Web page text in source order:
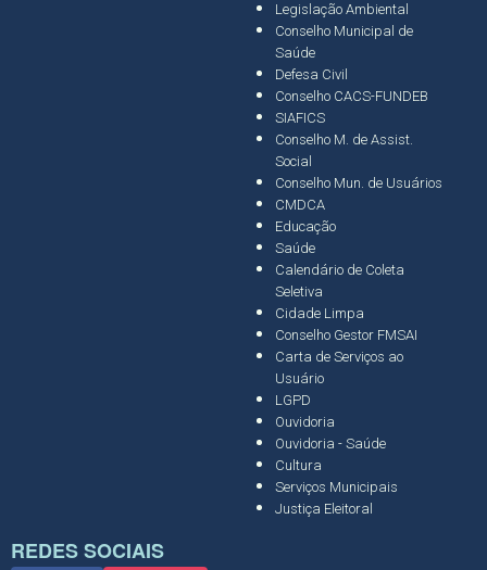
Legislação Ambiental
Conselho Municipal de
Saúde
Defesa Civil
Conselho CACS-FUNDEB
SIAFICS
Conselho M. de Assist.
Social
Conselho Mun. de Usuários
CMDCA
Educação
Saúde
Calendário de Coleta
Seletiva
Cidade Limpa
Conselho Gestor FMSAI
Carta de Serviços ao
Usuário
LGPD
Ouvidoria
Ouvidoria - Saúde
Cultura
Serviços Municipais
Justiça Eleitoral
REDES SOCIAIS